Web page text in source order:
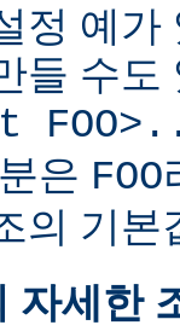
정 예가
들 수도
은 FOO
의 기
자세한